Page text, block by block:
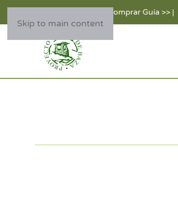
Skip to main content
Comprar Guía >>|